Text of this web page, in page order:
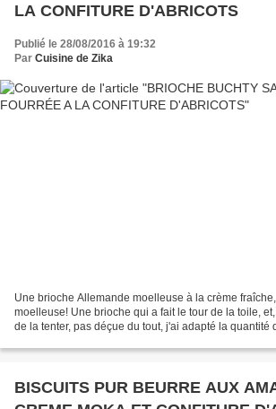
LA CONFITURE D'ABRICOTS
Publié le 28/08/2016 à 19:32
Par Cuisine de Zika
Une brioche Allemande moelleuse à la crème
moelleuse! Une brioche qui a fait le tour de la toile,
de la tenter, pas déçue du tout, j'ai adapté la quantité
BISCUITS PUR BEURRE AUX